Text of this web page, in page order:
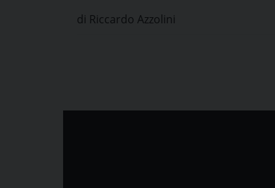
anni del Teatro
di Riccardo Azzolini